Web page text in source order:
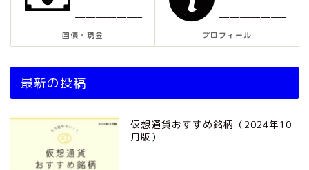
——————–
国債・現金
——————–
プロフィール
最新の投稿
仮想通貨おすすめ銘柄（2024年10
月版）